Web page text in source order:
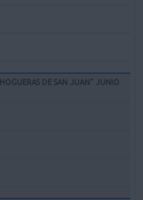
DE SAN JUAN" JUNIO